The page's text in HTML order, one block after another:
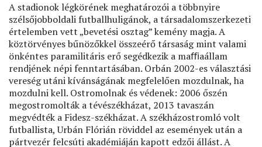
A stadionok légkörének meghatározói a többnyire
szélsőjobboldali futballhuligánok, a társadalomszerkezeti
értelemben vett „bevetési osztag” kemény magja. A
köztörvényes bűnözőkkel összeérő társaság mint valami
önkéntes paramilitáris erő segédkezik a maﬃaállam
rendjének népi fenntartásában. Orbán 2002-es választási
vereség utáni kívánságának megfelelően mozdulnak, ha
mozdulni kell. Ostromolnak és védenek: 2006 őszén
megostromolták a tévészékházat, 2013 tavaszán
megvédték a Fidesz-székházat. A székházostromló volt
futballista, Urbán Flórián röviddel az események után a
pártvezér felcsúti akadémiáján kapott edzői állást. A